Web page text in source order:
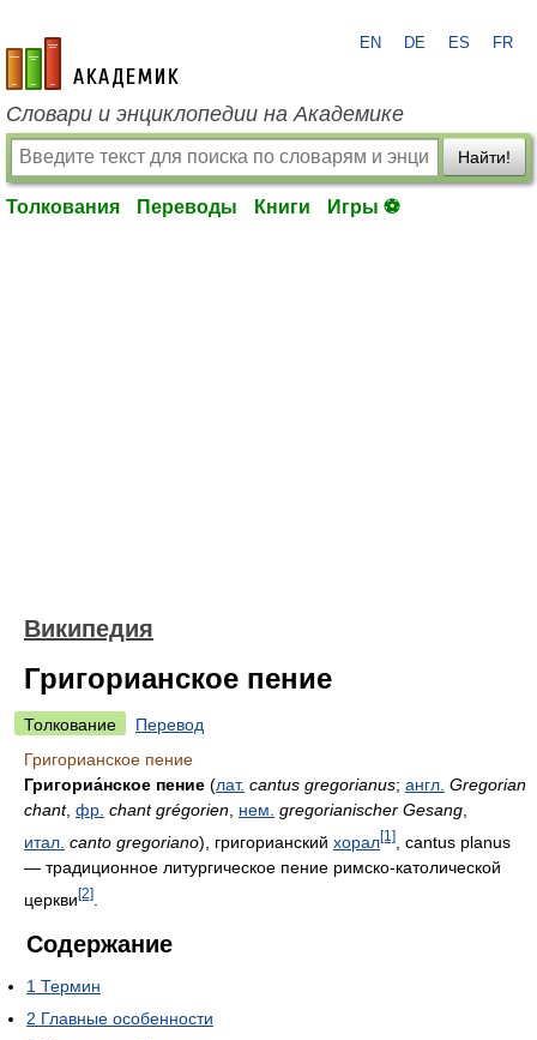
academic.ru
EN DE ES FR
Словари и энциклопедии на Академике
Найти!
Толкования Переводы Книги Игры ⚽
Википедия
Григорианское пение
Толкование
Перевод
Григорианское пение
Григориа́нское пение (лат. cantus gregorianus; англ. Gregorian
chant, фр. chant grégorien нем. gregorianischer Gesang
итал. canto gregoriano), григорианский хорал[1]
, cantus planus
— традиционное литургическое пение римско-католической
церкви[2]
Содержание
1 Термин
2 Главные особенности